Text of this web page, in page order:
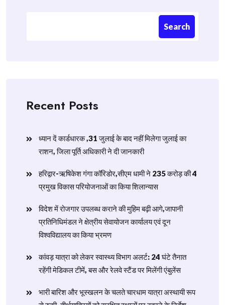
Search
Recent Posts
ध्यान दें कार्डधारक ,31 जुलाई के बाद नहीं मिलेगा जुलाई का
राशन, जिला पूर्ति अधिकारी ने दी जानकारी
हरिद्वार-ऋषिकेश गंगा कॉरिडोर,सीएम धामी ने 235 करोड़ की 4
प्रमुख विकास परियोजनाओं का किया शिलान्यास
विदेश में रोजगार उपलब्ध कराने की मुहिम बढ़ी आगे,जापानी
प्रतिनिधिमंडल ने क्षेत्रीय सेवायोजन कार्यालय एवं दून
विश्वविद्यालय का किया भ्रमण
​कांवड़ यात्रा को लेकर स्वास्थ्य विभाग अलर्ट: 24 घंटे तैनात
रहेंगी मेडिकल टीमें, बस और रेलवे स्टैंड पर मिलेंगी एंबुलेंस
​भारी बारिश और भूस्खलन के चलते चारधाम यात्रा अस्थायी रूप